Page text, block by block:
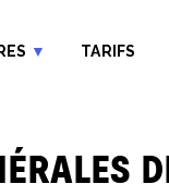
▼ TARIFS